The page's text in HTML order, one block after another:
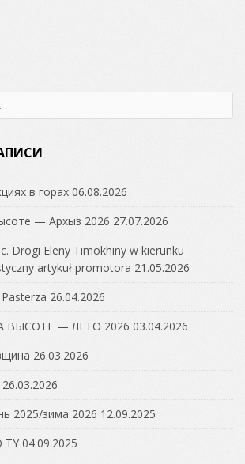
в горах 06.08.2026
— Архыз 2026 27.07.2026
Drogi Eleny Timokhiny w kierunku
artykuł promotora 21.05.2026
26.04.2026
ВЫСОТЕ — ЛЕТО 2026 03.04.2026
26.03.2026
26.03.2026
2025/зима 2026 12.09.2025
TY 04.09.2025